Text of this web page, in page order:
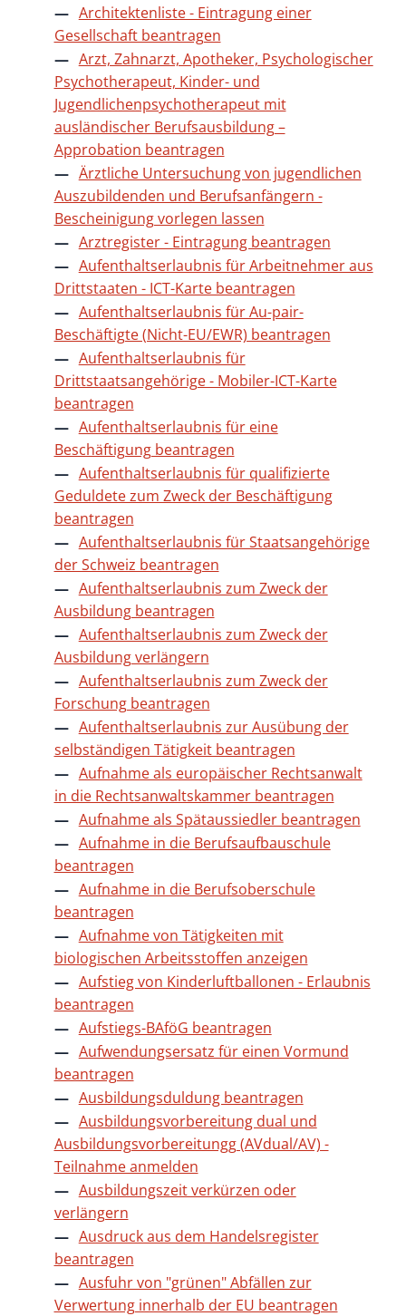
Architektenliste - Eintragung einer
Gesellschaft beantragen
Arzt, Zahnarzt, Apotheker, Psychologischer
Psychotherapeut, Kinder- und
Jugendlichenpsychotherapeut mit
ausländischer Berufsausbildung –
Approbation beantragen
Ärztliche Untersuchung von jugendlichen
Auszubildenden und Berufsanfängern -
Bescheinigung vorlegen lassen
Arztregister - Eintragung beantragen
Aufenthaltserlaubnis für Arbeitnehmer aus
Drittstaaten - ICT-Karte beantragen
Aufenthaltserlaubnis für Au-pair-
Beschäftigte (Nicht-EU/EWR) beantragen
Aufenthaltserlaubnis für
Drittstaatsangehörige - Mobiler-ICT-Karte
beantragen
Aufenthaltserlaubnis für eine
Beschäftigung beantragen
Aufenthaltserlaubnis für qualifizierte
Geduldete zum Zweck der Beschäftigung
beantragen
Aufenthaltserlaubnis für Staatsangehörige
der Schweiz beantragen
Aufenthaltserlaubnis zum Zweck der
Ausbildung beantragen
Aufenthaltserlaubnis zum Zweck der
Ausbildung verlängern
Aufenthaltserlaubnis zum Zweck der
Forschung beantragen
Aufenthaltserlaubnis zur Ausübung der
selbständigen Tätigkeit beantragen
Aufnahme als europäischer Rechtsanwalt
in die Rechtsanwaltskammer beantragen
Aufnahme als Spätaussiedler beantragen
Aufnahme in die Berufsaufbauschule
beantragen
Aufnahme in die Berufsoberschule
beantragen
Aufnahme von Tätigkeiten mit
biologischen Arbeitsstoffen anzeigen
Aufstieg von Kinderluftballonen - Erlaubnis
beantragen
Aufstiegs-BAföG beantragen
Aufwendungsersatz für einen Vormund
beantragen
Ausbildungsduldung beantragen
Ausbildungsvorbereitung dual und
Ausbildungsvorbereitungg (AVdual/AV) -
Teilnahme anmelden
Ausbildungszeit verkürzen oder
verlängern
Ausdruck aus dem Handelsregister
beantragen
Ausfuhr von "grünen" Abfällen zur
Verwertung innerhalb der EU beantragen